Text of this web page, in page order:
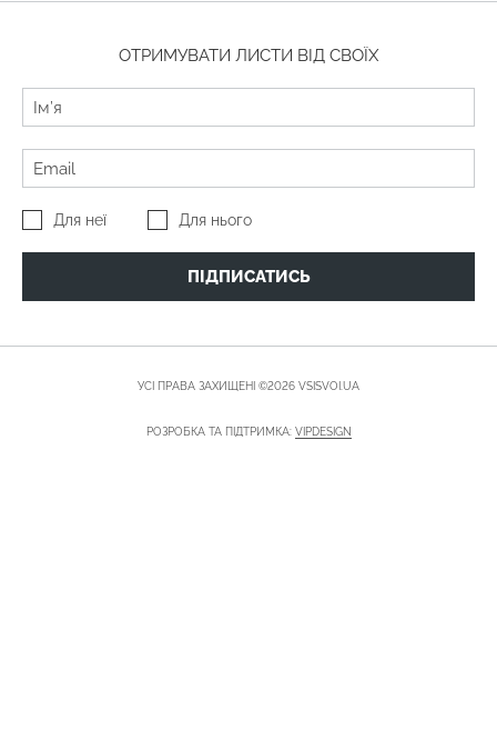
ОТРИМУВАТИ ЛИСТИ ВІД СВОЇХ
Для неї Для нього
ПІДПИСАТИСЬ
УСІ ПРАВА ЗАХИЩЕНІ ©2026 VSISVOI.UA
РОЗРОБКА ТА ПІДТРИМКА: VIPDESIGN